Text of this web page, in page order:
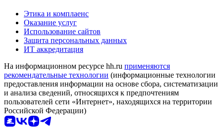
Этика и комплаенс
Оказание услуг
Использование сайтов
Защита персональных данных
ИТ аккредитация
На информационном ресурсе hh.ru применяются
рекомендательные технологии (информационные технологии
предоставления информации на основе сбора, систематизации
и анализа сведений, относящихся к предпочтениям
пользователей сети «Интернет», находящихся на территории
Российской Федерации)